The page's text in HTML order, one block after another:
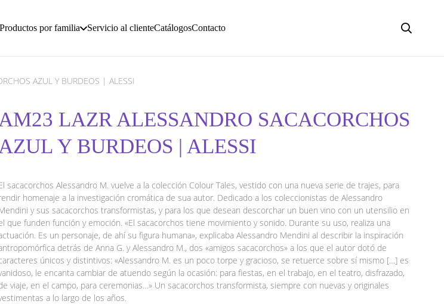
Productos por familia Servicio al clienteCatálogosContacto
AZUL Y BURDEOS | ALESSI
LAZR ALESSANDRO SACACORCHOS
Y BURDEOS | ALESSI
sacacorchos Alessandro M. vuelve a la colección Colour Tales, vestido con una nueva serie de trajes, para
homenaje a la investigación cromática de sua autor. Dedicado a los coleccionistas de Alessandro
y sus sacacorchos transformistas, y para los que desean descorchar un buen vino con un utensilio en
que funden función y emoción. «El sacacorchos tiene movimiento y sonido. Durante su uso, realiza una
Es un personaje, de ahí su figura humana», explicaba Alessandro Mendini al describir la inspiración
detrás de Anna G. y Alessandro M., dos «amigos sacacorchos» a los que el autor dotó de
únicos y distintivos: «Alessandro M. es un poco torpe y gracioso, se retuerce sobre sí mismo […] es
le encanta cambiar de atuendo según la ocasión: para fiestas, en el trabajo, en el teatro, disfrazado,
viaje, en el campo, para ceremonias…» Un sacacorchos transformista, siempre con nuevas y originales
a lo largo de los años.